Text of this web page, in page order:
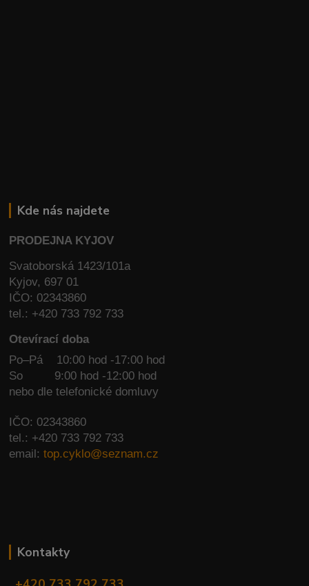
Kde nás najdete
PRODEJNA KYJOV
Svatoborská 1423/101a
Kyjov, 697 01
IČO: 02343860
tel.: +420 733 792 733
Otevírací doba
Po–Pá 10:00 hod -17:00 hod
So
9:00 hod -12:00 hod
nebo dle telefonické domluvy
IČO: 02343860
tel.: +420 733 792 733
email:top.cyklo@seznam.cz
Kontakty